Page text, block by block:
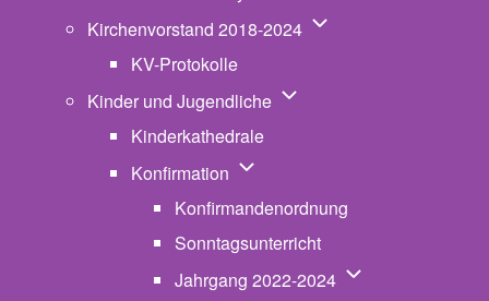
Kirchenvorstand 2018-2024 Unternavigation von
KV-Protokolle
Kinder und Jugendliche Unternavigation von
Kinderkathedrale
Konfirmation Unternavigation von
Konfirmandenordnung
Sonntagsunterricht
Jahrgang 2022-2024 Unternavigation